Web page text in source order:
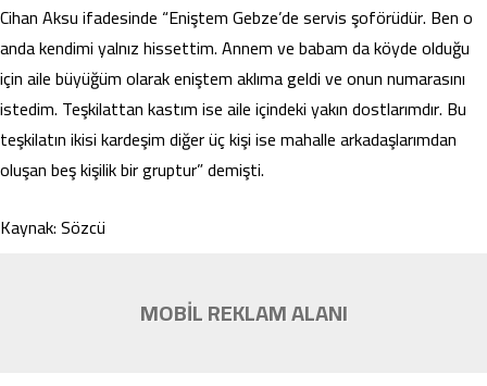
Cihan Aksu ifadesinde “Eniştem Gebze’de servis şoförüdür. Ben o
anda kendimi yalnız hissettim. Annem ve babam da köyde olduğu
için aile büyüğüm olarak eniştem aklıma geldi ve onun numarasını
istedim. Teşkilattan kastım ise aile içindeki yakın dostlarımdır. Bu
teşkilatın ikisi kardeşim diğer üç kişi ise mahalle arkadaşlarımdan
oluşan beş kişilik bir gruptur” demişti.
Kaynak: Sözcü
MOBİL REKLAM ALANI